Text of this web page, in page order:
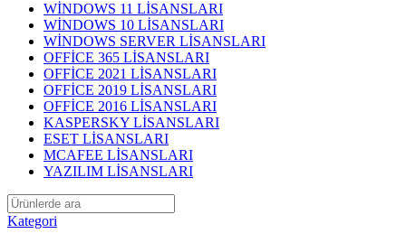
WİNDOWS 11 LİSANSLARI
WİNDOWS 10 LİSANSLARI
WİNDOWS SERVER LİSANSLARI
OFFİCE 365 LİSANSLARI
OFFİCE 2021 LİSANSLARI
OFFİCE 2019 LİSANSLARI
OFFİCE 2016 LİSANSLARI
KASPERSKY LİSANSLARI
ESET LİSANSLARI
MCAFEE LİSANSLARI
YAZILIM LİSANSLARI
Kategori